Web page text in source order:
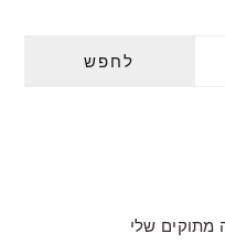
מתוקים שלי